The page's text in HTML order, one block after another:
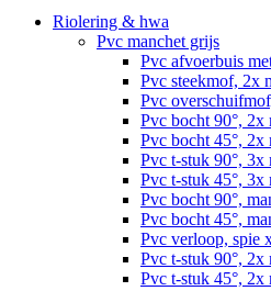
Riolering & hwa
Pvc manchet grijs
Pvc afvoerbuis
Pvc steekmof, 2x
Pvc
Pvc bocht 90°, 2x
Pvc bocht 45°, 2x
Pvc t-stuk 90°, 3x
Pvc t-stuk 45°, 3x
Pvc bocht 90°,
Pvc bocht 45°,
Pvc verloop, spie
Pvc t-stuk 90°, 2x
Pvc t-stuk 45°, 2x